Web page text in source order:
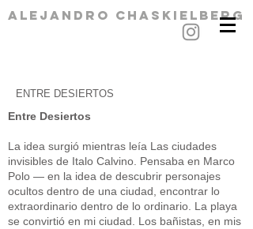
alejandro chaskielberg
ENTRE DESIERTOS
Entre Desiertos
La idea surgió mientras leía Las ciudades
invisibles de Italo Calvino. Pensaba en Marco
Polo — en la idea de descubrir personajes
ocultos dentro de una ciudad, encontrar lo
extraordinario dentro de lo ordinario. La playa
se convirtió en mi ciudad. Los bañistas, en mis